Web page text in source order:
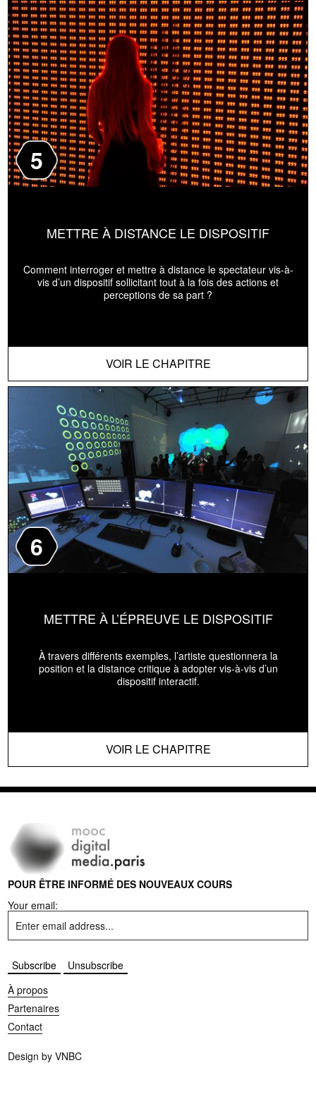
5
METTRE À DISTANCE LE DISPOSITIF
Comment interroger et mettre à distance le spectateur vis-à-
vis d’un dispositif sollicitant tout à la fois des actions et
perceptions de sa part ?
VOIR LE CHAPITRE
6
METTRE À L’ÉPREUVE LE DISPOSITIF
À travers différents exemples, l’artiste questionnera la
position et la distance critique à adopter vis-à-vis d’un
dispositif interactif.
VOIR LE CHAPITRE
POUR ÊTRE INFORMÉ DES NOUVEAUX COURS
Your email:
À propos
Partenaires
Contact
Design byVNBC